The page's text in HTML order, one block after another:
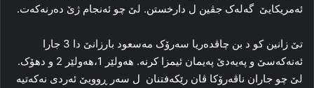
ئەمریكایێ گه‌له‌ک جڤین ل دارخستن. لێ چو ئه‌نجام ژێ ده‌رنه‌که‌ت.
تێ زانین کو د بن چاڤده‌ریا سه‌رۆک مەسعود بارزانێ دا 3 جارا
ئه‌نەکەسێ و پەیەدێ په‌یمان ئیمزا کرنه‌. هه‌ولێر 1،هه‌ولێر 2 و دهۆک.
لێ چو جاران ناڤەرۆكا ڤان رێكەفتنان ل سه‌ر ڕوویێ ئه‌ردی نەكەتیە